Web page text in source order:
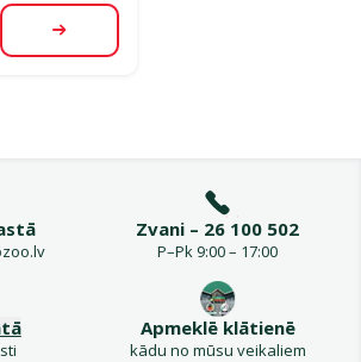
Apskatīt
Zvani – 26 100 502
P–Pk 9:00 – 17:00
Apmeklē klātienē
kādu no mūsu veikaliem